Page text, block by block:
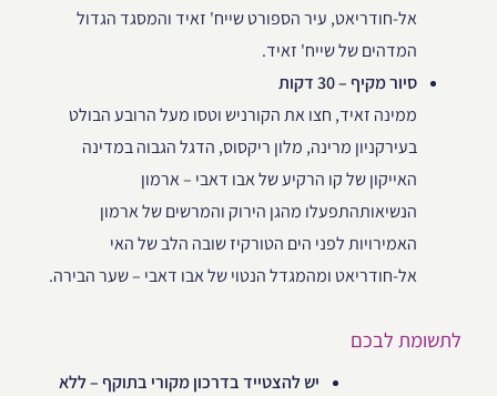
אל-חודריאט, עיר הספורט שייח' זאיד והמסגד הגדול
המדהים של שייח' זאיד.
סיור מקיף – 30 דקות
ממינה זאיד, חצו את הקורניש וטסו מעל הרובע הבולט
בעירקניון מרינה, מלון ריקסוס, הדגל הגבוה במדינה
האייקון של קו הרקיע של אבו דאבי – ארמון
הנשיאותהתפעלו מהגן הירוק והמרשים של ארמון
האמירויות לפני הים הטורקיז שובה הלב של האי
אל-חודריאט ומהמגדל הנטוי של אבו דאבי – שער הבירה.
לתשומת לבכם
יש להצטייד בדרכון מקורי בתוקף – ללא